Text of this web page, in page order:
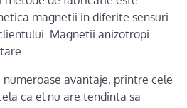
magnetii in diferite sensuri
Magnetii anizotropi
avantaje, printre cele
ca el nu are tendinta sa